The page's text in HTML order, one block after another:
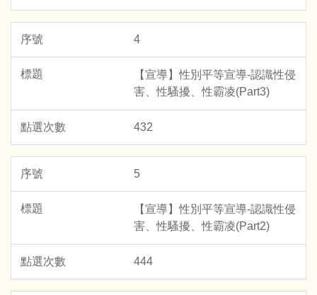
4
【宣導】性別平等宣導-認識性侵
害、性騷擾、性霸凌(Part3)
432
5
【宣導】性別平等宣導-認識性侵
害、性騷擾、性霸凌(Part2)
444